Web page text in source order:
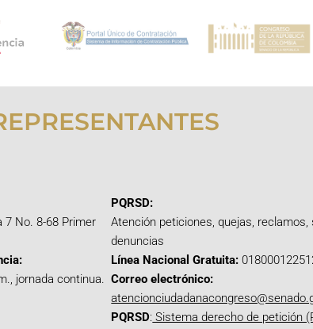
7 No. 8-68 Primer
jornada continua.
PQRSD:
Atención peticiones, quejas, reclamos,
denuncias
Línea Nacional Gratuita:
Correo electrónico:
PQRSD: Sistema derecho de petición